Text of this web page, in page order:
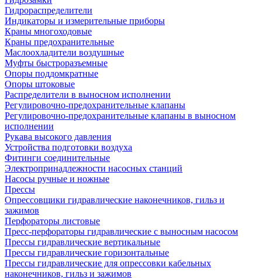
Гидрораспределители
Индикаторы и измерительные приборы
Краны многоходовые
Краны предохранительные
Маслоохладители воздушные
Муфты быстроразъемные
Опоры поддомкратные
Опоры штоковые
Распределители в выносном исполнении
Регулировочно-предохранительные клапаны
Регулировочно-предохранительные клапаны в выносном
исполнении
Рукава высокого давления
Устройства подготовки воздуха
Фитинги соединительные
Электропринадлежности насосных станций
Насосы ручные и ножные
Прессы
Опрессовщики гидравлические наконечников, гильз и
зажимов
Перфораторы листовые
Пресс-перфораторы гидравлические с выносным насосом
Прессы гидравлические вертикальные
Прессы гидравлические горизонтальные
Прессы гидравлические для опрессовки кабельных
наконечников, гильз и зажимов